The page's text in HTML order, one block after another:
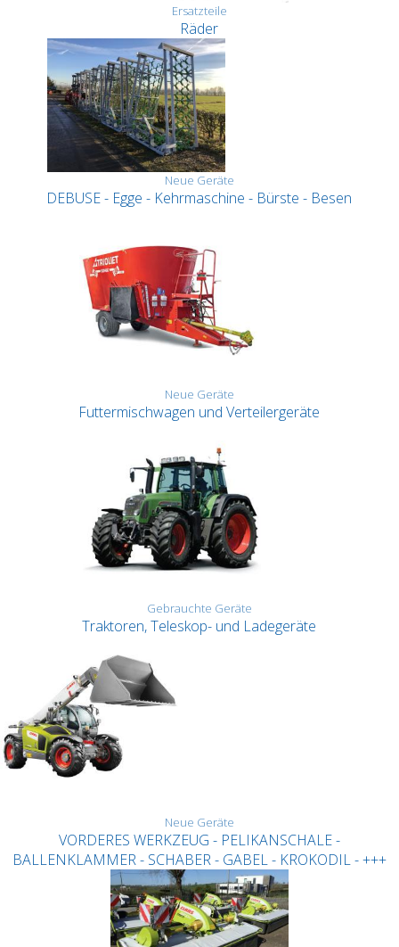
Ersatzteile
Räder
Neue Geräte
DEBUSE - Egge - Kehrmaschine - Bürste - Besen
Neue Geräte
Futtermischwagen und Verteilergeräte
Gebrauchte Geräte
Traktoren, Teleskop- und Ladegeräte
Neue Geräte
VORDERES WERKZEUG - PELIKANSCHALE -
BALLENKLAMMER - SCHABER - GABEL - KROKODIL - +++